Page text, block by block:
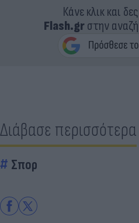
Κάνε κλικ και
Flash.grστην
Διάβασε περισσότερα
Σπορ